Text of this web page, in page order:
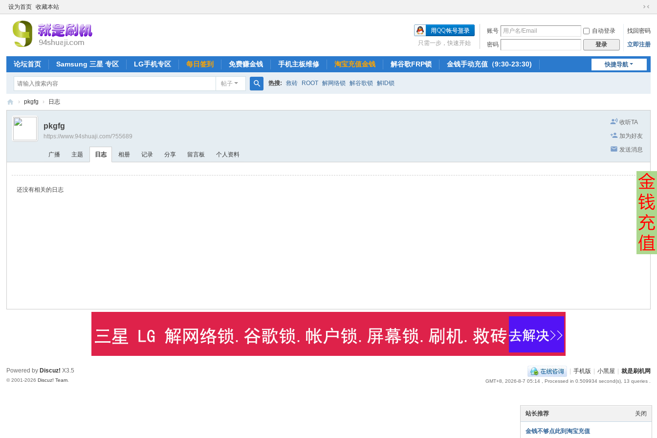
设为首页 收藏本站
切
到
窄
账号 自动登录
找回密码
密码
登录 立即注册
只需一步，快速开始
快捷导航
论坛首页 Samsung 三星 专区 LG手机专区 每日签到 免费赚金钱 手机主板维修 淘宝充值金钱 解谷歌FRP锁 金钱手动充值（9:30-23:30)
帖子
索
热搜: 救砖 ROOT 解网络锁 解谷歌锁 解ID锁
就
刷
› pkgfg › 日志
收听TA
加为好友
发送消息
pkgfg
https://www.94shuaji.com/?55689
广播 主题 日志 相册 记录 分享 留言板 个人资料
还没有相关的日志
关闭
站长推荐
金钱不够点此到淘宝充值
| 手机版 | 小黑屋 | 就是刷机网
GMT+8, 2026-8-7 05:14, Processed in 0.509934 second(s), 13 queries .
Powered by Discuz! X3.5
© 2001-2026Discuz! Team